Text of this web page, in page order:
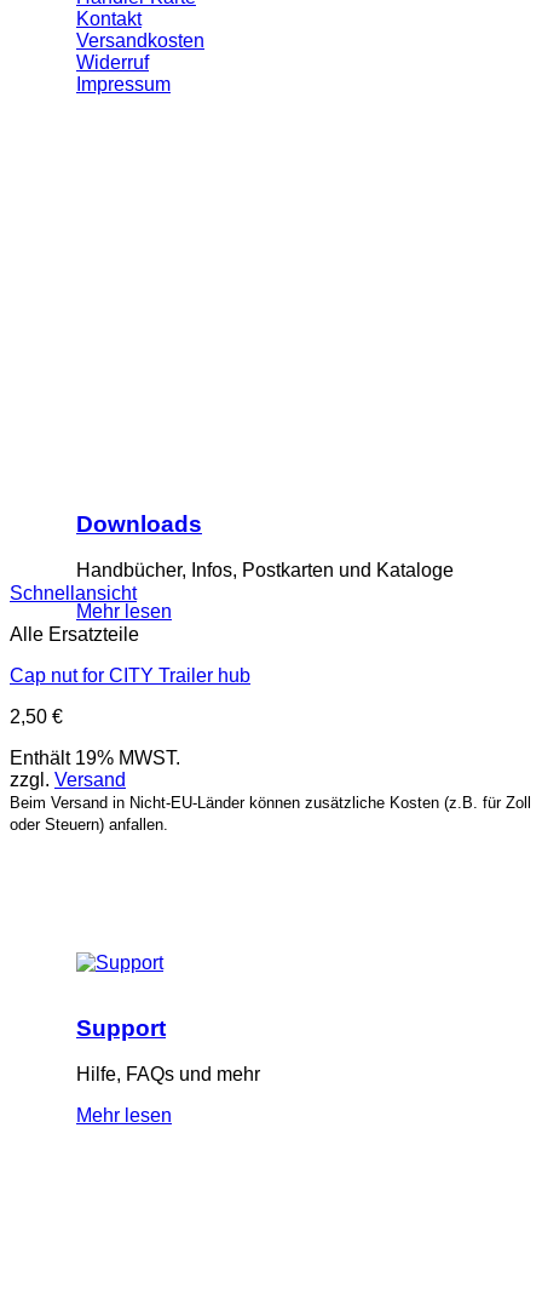
Kontakt
Versandkosten
Widerruf
Impressum
Downloads
Handbücher, Infos, Postkarten und Kataloge
Mehr lesen
Support
Hilfe, FAQs und mehr
Mehr lesen
Schnellansicht
Alle Ersatzteile
Cap nut for CITY Trailer hub
2,50 €
Enthält 19% MWST.
zzgl. Versand
Beim Versand in Nicht-EU-Länder können zusätzliche Kosten (z.B. für Zoll
oder Steuern) anfallen.